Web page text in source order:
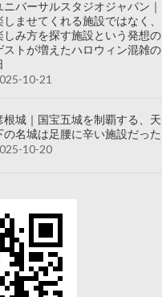
ニバーサルスタジオジャパン｜
しませてくれる施設ではなく、
しみ方を探す施設という発想の
ストが増えたハロウィン混雑の
10-21
根城｜国宝五城を制覇する、天
の名城は足腰に辛い施設だった
10-20